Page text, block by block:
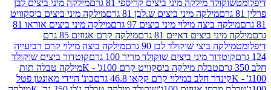
מילקה מיני ביצים קריספי 81 גרם
מילקה מיני ביצים לבן
מילקה מיני ביצים ש.לבן 81 גרם
מילקה מיני ביצים ביסקוויט
ביצה מילוי מיני ביצים 97 גרם
מילקה מיני ביצים אוראו 81
ביצים דאיים 81 גרם
מילקה קרם אגוזים 85 גרם
ביצי שוקולד לבן 90 גרם
מילקה ביצה מילוי קרם רביעייה
מיני ביצים שוקולד מריר 100 גרם
קוטדור ביצים שוקולד
טבלת מילקה ביסקוויט קרם 100ג' - K
מילקה טבלה תות
חלב במילוי קרם קקאו 46.8 גרם
בונ' היידי מאונטן פטל